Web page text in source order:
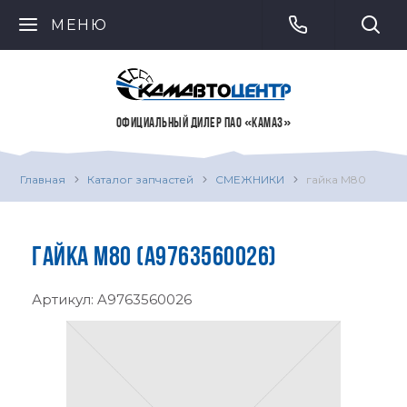
МЕНЮ
ОФИЦИАЛЬНЫЙ ДИЛЕР ПАО «КАМАЗ»
Главная Каталог запчастей СМЕЖНИКИ гайка М80
ГАЙКА М80 (A9763560026)
Артикул: A9763560026